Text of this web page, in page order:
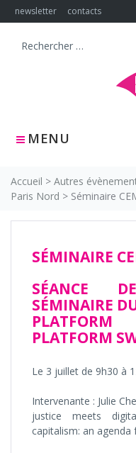
Skip
to
newsletter contacts
MENU
Search
Accueil > Autres
Paris Nord > Séminaire
SÉMINAIRE
SÉANCE
SÉMINAIRE
PLATFORM
Le 3 juillet de 9h30 à
Intervenante : Julie
justice meets
capitalism: an agenda